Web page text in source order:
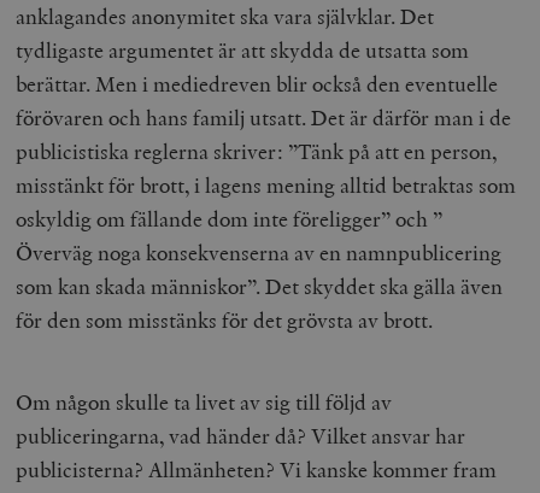
anklagandes anonymitet ska vara självklar. Det
tydligaste argumentet är att skydda de utsatta som
berättar. Men i mediedreven blir också den eventuelle
förövaren och hans familj utsatt. Det är därför man i de
publicistiska reglerna skriver: ”Tänk på att en person,
misstänkt för brott, i lagens mening alltid betraktas som
oskyldig om fällande dom inte föreligger” och ”
Överväg noga konsekvenserna av en namnpublicering
som kan skada människor”. Det skyddet ska gälla även
för den som misstänks för det grövsta av brott.
Om någon skulle ta livet av sig till följd av
publiceringarna, vad händer då? Vilket ansvar har
publicisterna? Allmänheten? Vi kanske kommer fram